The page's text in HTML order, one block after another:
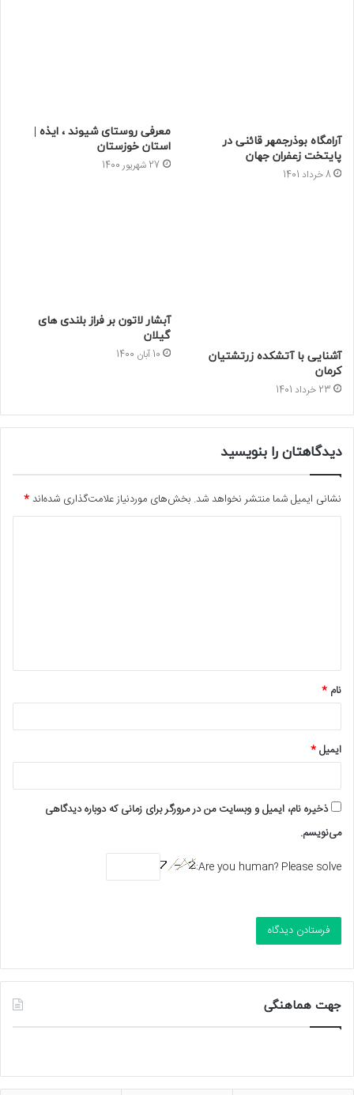
آرامگاه بوذرجمهر قائنی در
پایتخت زعفران جهان
8 خرداد 1401
معرفی روستای شیوند ، ایذه |
استان خوزستان
27 شهریور 1400
آشنایی با آتشکده زرتشتیان
کرمان
23 خرداد 1401
آبشار لاتون بر فراز بلندی های
گیلان
10 آبان 1400
دیدگاهتان را بنویسید
نشانی ایمیل شما منتشر نخواهد شد. بخش‌های موردنیاز علامت‌گذاری شده‌اند*
*
نام *
ایمیل*
ذخیره نام، ایمیل و وبسایت من در مرورگر برای زمانی که دوباره دیدگاهی
می‌نویسم.
Are you human? Please solve:
جهت هماهنگی